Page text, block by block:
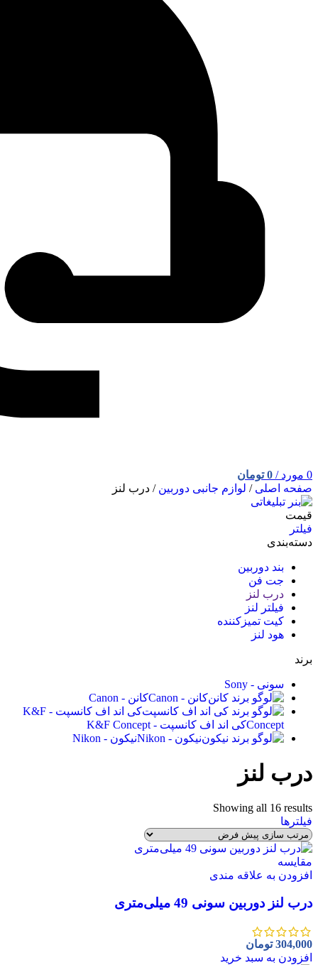
0 مورد /
0 تومان
صفحه اصلی / لوازم جانبی دوربین / درب لنز
قیمت
فیلتر
دسته‌بندی
بند دوربین
جت فن
درب لنز
فیلتر لنز
کیت تمیز‌کننده
هود لنز
برند
سونی - Sony
کانن - Canon
کانن - Canon
کی اند اف کانسپت - K&F
Conceptکی اند اف کانسپت - K&F Concept
نیکون - Nikon
نیکون - Nikon
درب لنز
Showing all 16 results
فیلترها
مقايسه
افزودن به علاقه مندی
درب لنز دوربین سونی 49 میلی‌متری
304,000 تومان
افزودن به سبد خرید